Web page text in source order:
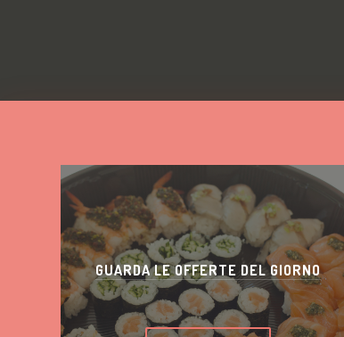
GUARDA LE OFFERTE DEL GIORNO